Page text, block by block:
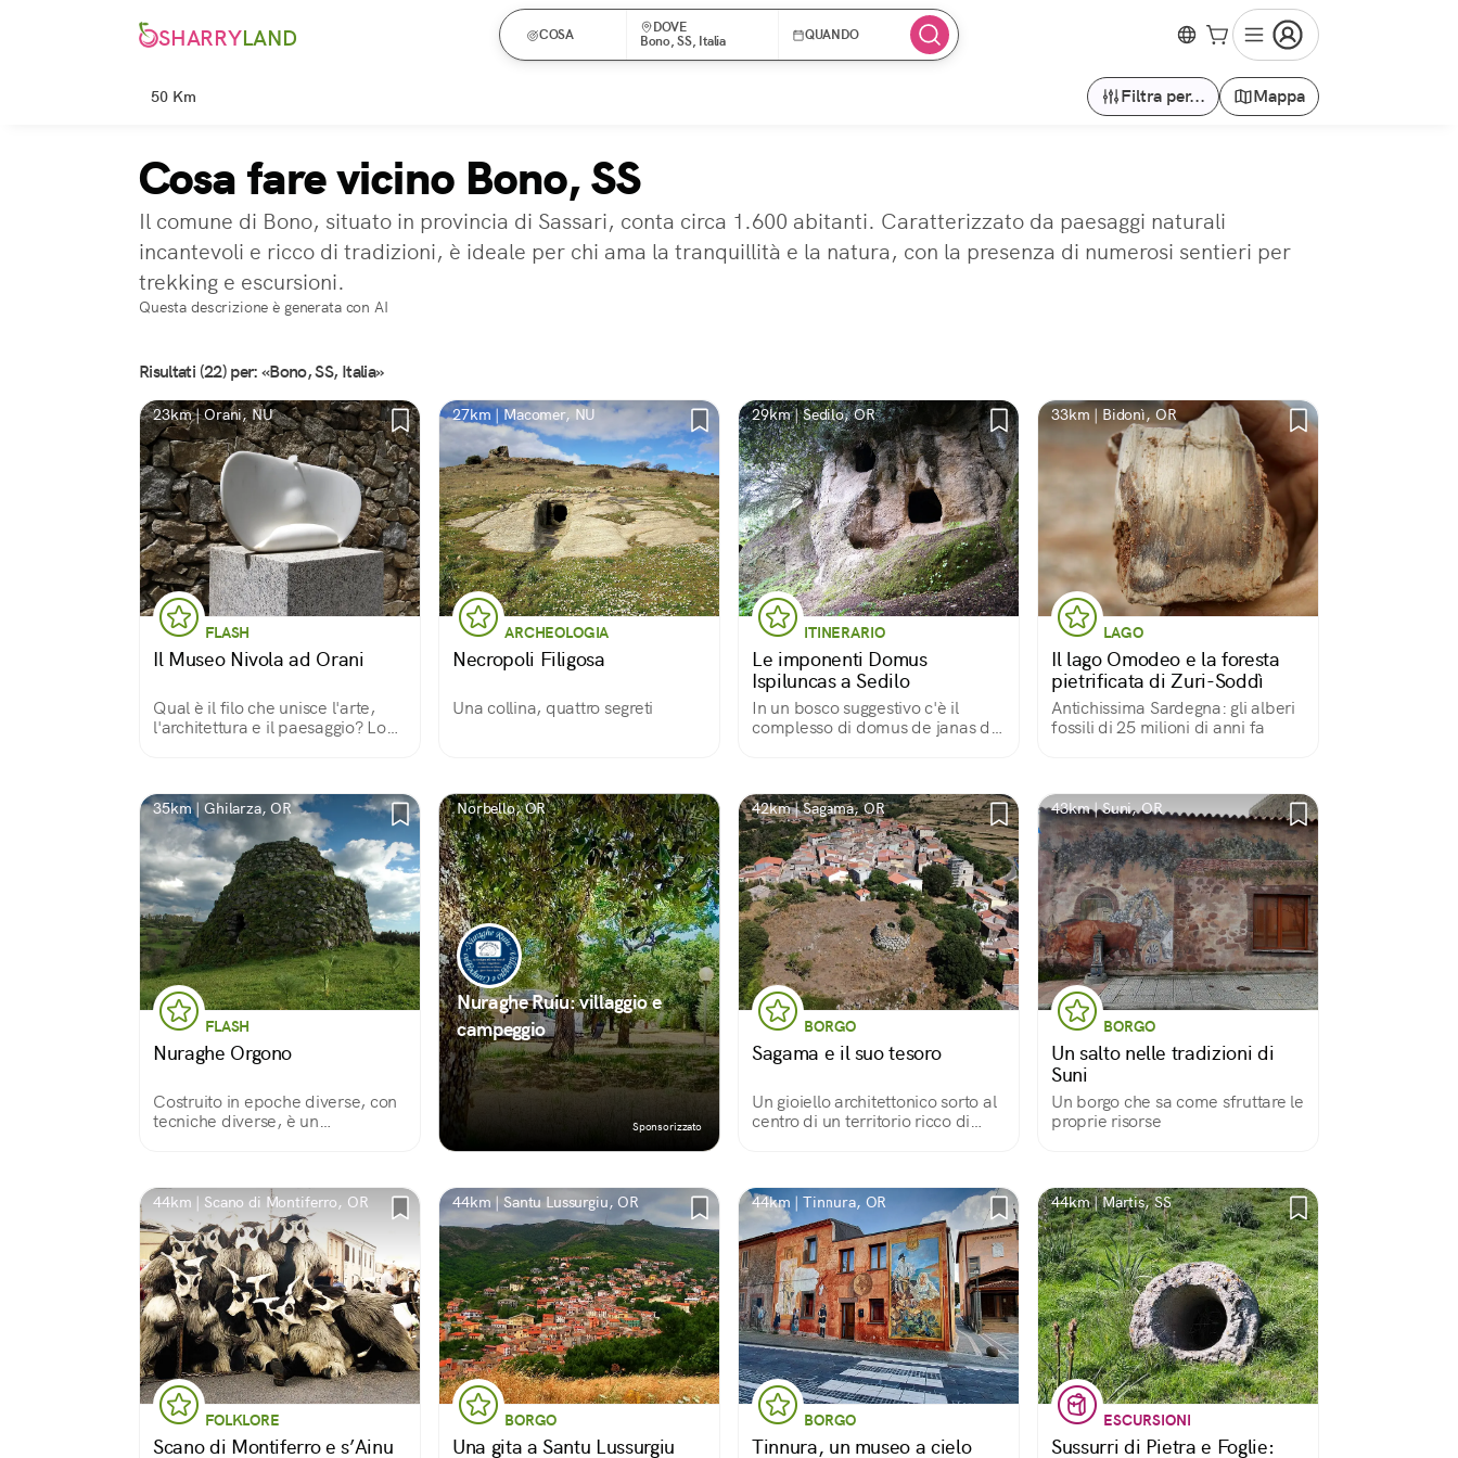
SHARRYLAND COSA
DOVE
Bono, SS, Italia
QUANDO
50 Km Filtra per... Mappa
Cosa fare vicino Bono, SS
Il comune di Bono, situato in provincia di Sassari, conta circa 1.600 abitanti. Caratterizzato da paesaggi naturali
incantevoli e ricco di tradizioni, è ideale per chi ama la tranquillità e la natura, con la presenza di numerosi sentieri per
trekking e escursioni.
Questa descrizione è generata con AI
Risultati (22) per: «Bono, SS, Italia»
23km | Orani, NU
FLASH
Il Museo Nivola ad Orani
Qual è il filo che unisce l'arte,
l'architettura e il paesaggio? Lo
1988).
27km | Macomer, NU
ARCHEOLOGIA
Necropoli Filigosa
Una collina, quattro segreti
29km | Sedilo, OR
ITINERARIO
Le imponenti Domus
Ispiluncas a Sedilo
In un bosco suggestivo c'è il
complesso di domus de janas di
33km | Bidonì, OR
LAGO
Il lago Omodeo e la foresta
pietrificata di Zuri-Soddì
Antichissima Sardegna: gli alberi
fossili di 25 milioni di anni fa
35km | Ghilarza, OR
FLASH
Nuraghe Orgono
Costruito in epoche diverse, con
tecniche diverse, è un
come la scala o la nicchia
esterna. E una vista spettacolare.
Norbello, OR
Nuraghe Ruiu: villaggio e
campeggio
Sponsorizzato
42km | Sagama, OR
BORGO
Sagama e il suo tesoro
Un gioiello architettonico sorto al
centro di un territorio ricco di
43km | Suni, OR
BORGO
Un salto nelle tradizioni di
Suni
Un borgo che sa come sfruttare le
proprie risorse
44km | Scano di Montiferro, OR
FOLKLORE
Scano di Montiferro e s’Ainu
44km | Santu Lussurgiu, OR
BORGO
Una gita a Santu Lussurgiu
44km | Tinnura, OR
BORGO
Tinnura, un museo a cielo
44km | Martis, SS
ESCURSIONI
Sussurri di Pietra e Foglie: